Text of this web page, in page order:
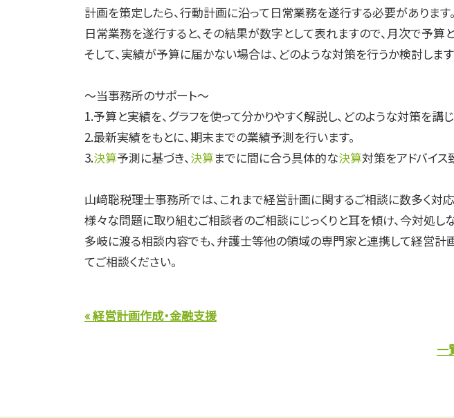
計画を策定したら、行動計画に沿って日常業務を遂行する必要があります。
日常業務を遂行すると、その結果が数字として表れますので、月次で予算
そして、実績が予算に届かない場合は、どのような対策を行うか検討します
～当事務所のサポート～
1.予算と実績を、グラフを使って分かりやすく解説し、どのような対策を講
2.最新実績をもとに、期末までの業績予測を行います。
3.決算予測に基づき、決算までに間に合う具体的な決算対策をアドバイス
山﨑聡税理士事務所では、これまで経営計画に関するご相談に数多く対
様々な問題に取り組むご相談者のご相談にじっくりと耳を傾け、今対処
多岐に渡る相談内容でも、弁護士等他の領域の専門家と連携して経営計
てご相談ください。
« 経営計画作成・金融支援
一